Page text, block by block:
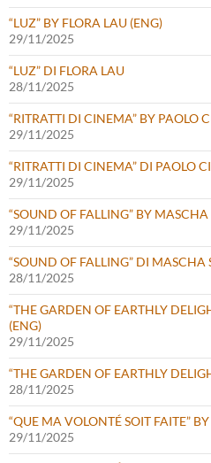
“LUZ” BY FLORA LAU (ENG)
29/11/2025
“LUZ” DI FLORA LAU
28/11/2025
“RITRATTI DI CINEMA” BY PAOLO
29/11/2025
“RITRATTI DI CINEMA” DI PAOLO
29/11/2025
“SOUND OF FALLING” BY
29/11/2025
“SOUND OF FALLING” DI MASCHA
28/11/2025
“THE GARDEN OF EARTHLY
(ENG)
29/11/2025
“THE GARDEN OF EARTHLY
28/11/2025
“QUE MA VOLONTÉ SOIT FAITE”
29/11/2025